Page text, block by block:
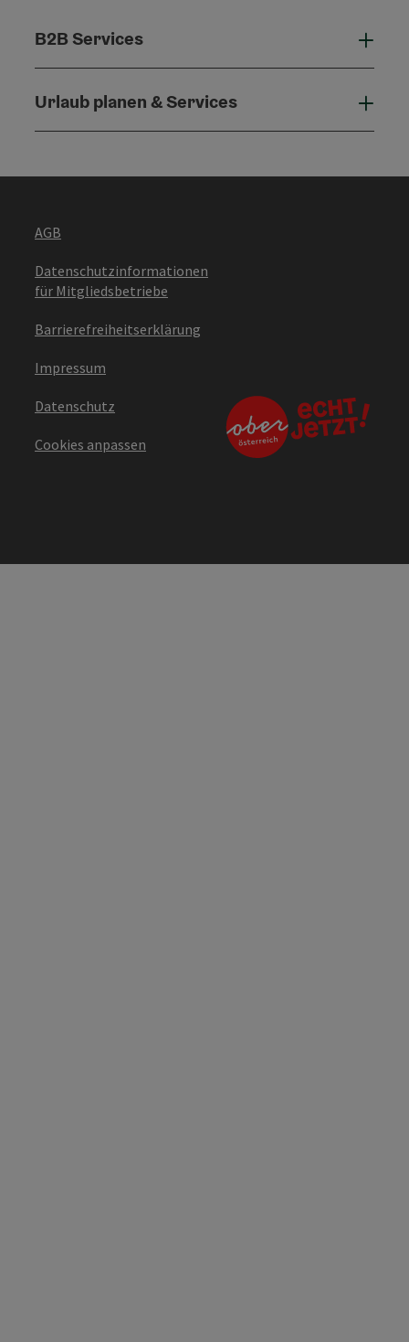
B2B Services
Urlaub planen & Services
AGB
Datenschutzinformationen
für Mitgliedsbetriebe
Barrierefreiheitserklärung
Impressum
Datenschutz
Cookies anpassen